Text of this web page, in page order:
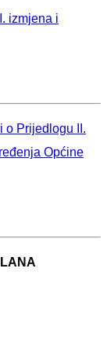
izmjena i
o Prijedlogu II.
Općine